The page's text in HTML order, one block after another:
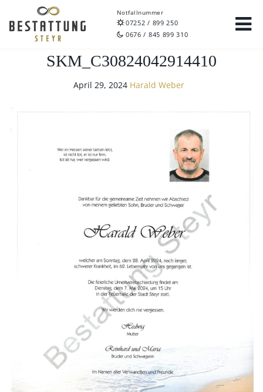
Notfallnummer
07252 / 899 250
0676 / 845 899 310
SKM_C30824042914410
April 29, 2024 Harald Weber